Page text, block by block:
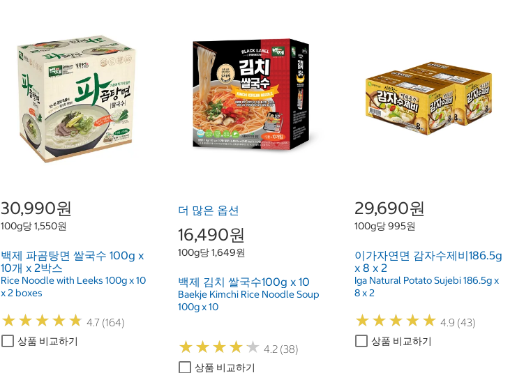
30,990원
100g당 1,550원
백제 파곰탕면 쌀국수 100g x
10개 x 2박스
Rice Noodle with Leeks 100g x 10
x 2 boxes
★★★★★
★★★★★ 4.7 (164)
상품 비교하기
더 많은 옵션
16,490원
100g당 1,649원
백제 김치 쌀국수100g x 10
Baekje Kimchi Rice Noodle Soup
100g x 10
★★★★★
★★★★★ 4.2 (38)
상품 비교하기
29,690원
100g당 995원
이가자연면 감자수제비186.5g
x 8 x 2
Iga Natural Potato Sujebi 186.5g x
8 x 2
★★★★★
★★★★★ 4.9 (43)
상품 비교하기